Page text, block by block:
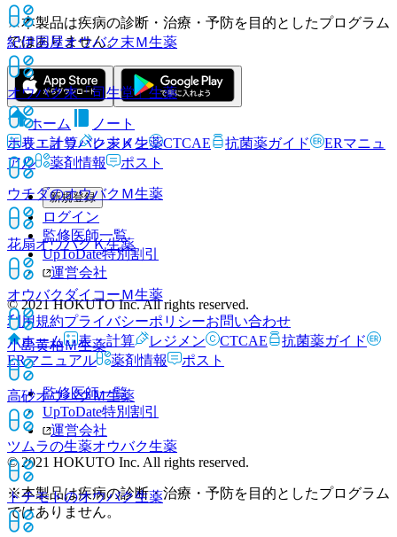
紀伊国屋オウバク末Ｍ生薬
オウバク末「司生堂」生薬
ホリエオウバク末Ｋ生薬
ウチダのオウバクＭ生薬
花扇オウバクＫ生薬
オウバクダイコーＭ生薬
小島黄柏Ｍ生薬
高砂オウバクＭ生薬
ツムラの生薬オウバク生薬
トチモトのオウバク生薬
※本製品は疾病の診断・治療・予防を目的としたプログラム
ではありません。
ホーム
ノート
表・計算
レジメン CTCAE 抗菌薬ガイド
ERマニュ
アル
薬剤情報 ポスト
新規登録
ログイン
監修医師一覧
UpToDate特別割引
運営会社
© 2021 HOKUTO Inc. All rights reserved.
利用規約プライバシーポリシーお問い合わせ
ホーム
表・計算 レジメン CTCAE
抗菌薬ガイド
ERマニュアル
薬剤情報 ポスト
監修医師一覧
UpToDate特別割引
運営会社
© 2021 HOKUTO Inc. All rights reserved.
※本製品は疾病の診断・治療・予防を目的としたプログラム
ではありません。